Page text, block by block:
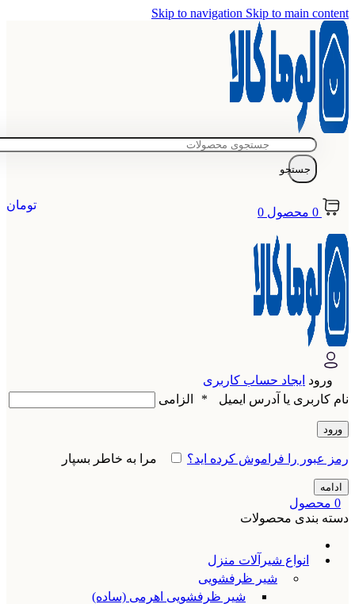
Skip to navigation Skip to main content
جستجو
0 محصول 0
تومان
ورود ایجاد حساب کاربری
نام کاربری یا آدرس ایمیل
* الزامی
ورود
رمز عبور را فراموش کرده اید؟ مرا به خاطر بسپار
ادامه
0 محصول
دسته بندی محصولات
انواع شیرآلات منزل
شیر ظرفشویی
شیر ظرفشویی اهرمی (ساده)